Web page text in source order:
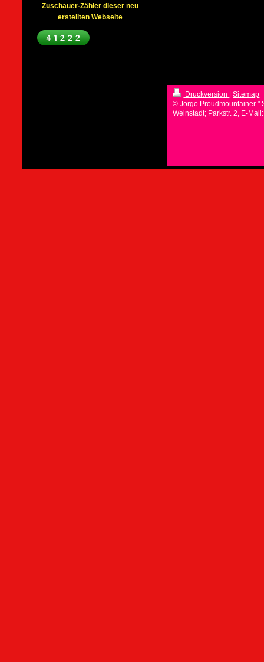
Zuschauer-Zähler dieser neu
erstellten Webseite
Druckversion
Sitemap
© Jorgo Proudmountainer "
Weinstadt; Parkstr. 2, E-